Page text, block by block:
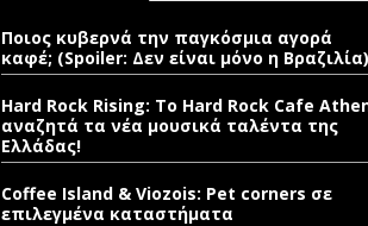
Ποιος κυβερνά την παγκόσμια αγορά
καφέ; (Spoiler: Δεν είναι μόνο η Βραζιλία)
Hard Rock Rising: Το Hard Rock Cafe
αναζητά τα νέα μουσικά ταλέντα της
Ελλάδας!
Coffee Island & Viozois: Pet corners σε
επιλεγμένα καταστήματα